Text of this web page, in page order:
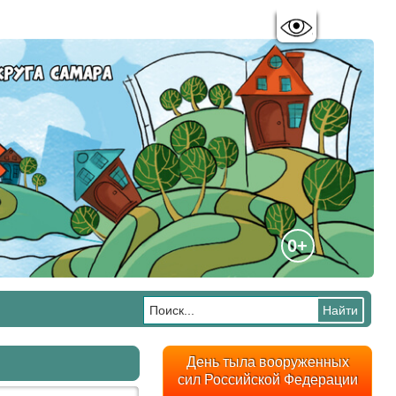
0+
День тыла вооруженных
сил Российской Федерации